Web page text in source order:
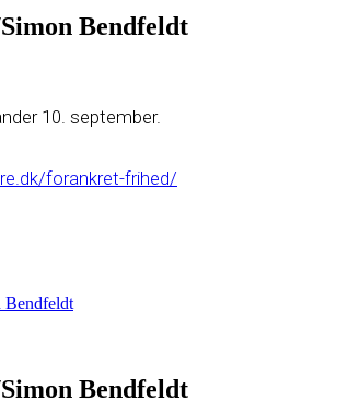
Bendfeldt
10. september.
forankret-frihed/
Bendfeldt